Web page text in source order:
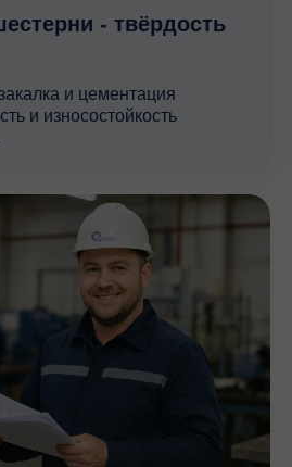
- твёрдость
и цементация
и износостойкость